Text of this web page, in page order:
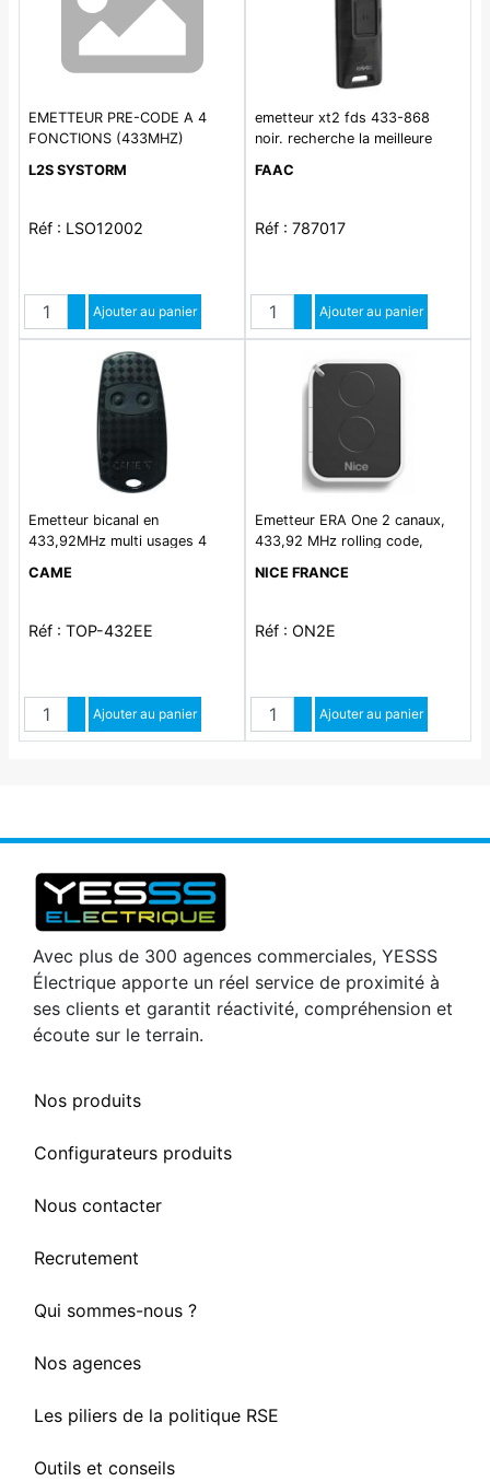
EMETTEUR PRE-CODE A 4
FONCTIONS (433MHZ)
L2S SYSTORM
Réf : LSO12002
QuantitéAugmenter quantité
Diminuer quantité
Ajouter au panier
emetteur xt2 fds 433-868
noir. recherche la meilleure
portee. maintient la
FAAC
Réf : 787017
QuantitéAugmenter quantité
Diminuer quantité
Ajouter au panier
Emetteur bicanal en
433,92MHz multi usages 4
CAME
Réf : TOP-432EE
QuantitéAugmenter quantité
Diminuer quantité
Ajouter au panier
Emetteur ERA One 2 canaux,
433,92 MHz rolling code,
et des certificats, auto-
proximité intégré. Elegant et
NICE FRANCE
Réf : ON2E
QuantitéAugmenter quantité
Diminuer quantité
Ajouter au panier
Avec plus de 300 agences commerciales, YESSS
Électrique apporte un réel service de proximité à
ses clients et garantit réactivité, compréhension et
écoute sur le terrain.
Nos produits
Configurateurs produits
Nous contacter
Recrutement
Qui sommes-nous ?
Nos agences
Les piliers de la politique RSE
Outils et conseils